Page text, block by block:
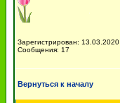
Зарегистрирован: 13.03.2020
Сообщения: 17
Вернуться к началу